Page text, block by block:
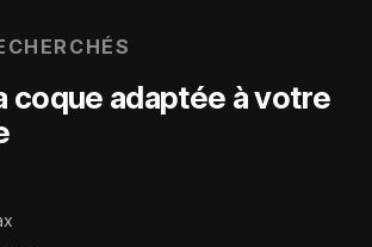
coque adaptée à votre